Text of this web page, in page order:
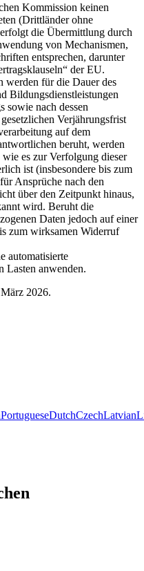
Kommission keinen
(Drittländer ohne
die Übermittlung durch
von Mechanismen,
entsprechen, darunter
der EU.
werden für die Dauer des
Bildungsdienstleistungen
sowie nach dessen
Verjährungsfrist
auf dem
beruht, werden
es zur Verfolgung dieser
ist (insbesondere bis zum
Ansprüche nach den
über den Zeitpunkt hinaus,
wird. Beruht die
Daten jedoch auf einer
zum wirksamen Widerruf
automatisierte
Lasten anwenden.
2026.
PortugueseDutchCzechLatvian